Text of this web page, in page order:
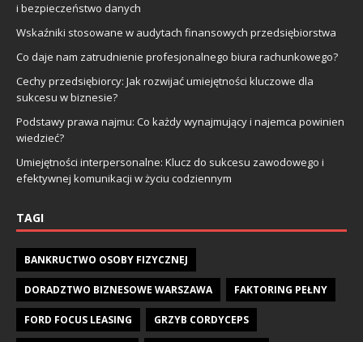
i bezpieczeństwo danych
Wskaźniki stosowane w audytach finansowych przedsiębiorstwa
Co daje nam zatrudnienie profesjonalnego biura rachunkowego?
Cechy przedsiębiorcy: Jak rozwijać umiejętności kluczowe dla
sukcesu w biznesie?
Podstawy prawa najmu: Co każdy wynajmujący i najemca powinien
wiedzieć?
Umiejętności interpersonalne: Klucz do sukcesu zawodowego i
efektywnej komunikacji w życiu codziennym
TAGI
BANKRUCTWO OSOBY FIZYCZNEJ
DORADZTWO BIZNESOWE WARSZAWA FAKTORING PEŁNY
FORD FOCUS LEASING GRZYB CORDYCEPS